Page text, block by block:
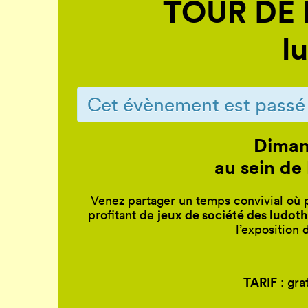
TOUR
Cet évènement est passé
au sein
Venez partager un temps convivial
profitant de jeux de sociétédes
l’exposition
TARIF :